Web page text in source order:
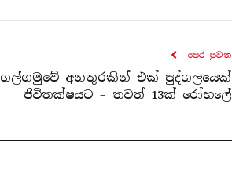
පෙර පුව​ත
ගල්ගමුවේ අනතුරකින් එක් පුද්ගලයෙක්
ජිවිතක්ෂයට – තවත් 13ක් රෝහලේ